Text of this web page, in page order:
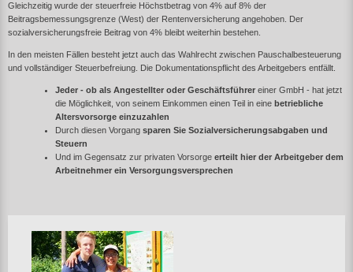
Gleichzeitig wurde der steuerfreie Höchstbetrag von 4% auf 8% der
Beitragsbemessungsgrenze (West) der Rentenversicherung angehoben. Der
sozialversicherungsfreie Beitrag von 4% bleibt weiterhin bestehen.
In den meisten Fällen besteht jetzt auch das Wahlrecht zwischen Pauschalbesteuerung
und vollständiger Steuerbefreiung. Die Dokumentationspflicht des Arbeitgebers entfällt.
Jeder - ob als Angestellter oder Geschäftsführer einer GmbH - hat jetzt
die Möglichkeit, von seinem Einkommen einen Teil in eine betriebliche
Altersvorsorge einzuzahlen
Durch diesen Vorgang sparen Sie Sozialversicherungsabgaben und
Steuern
Und im Gegensatz zur privaten Vorsorge erteilt hier der Arbeitgeber dem
Arbeitnehmer ein Versorgungsversprechen